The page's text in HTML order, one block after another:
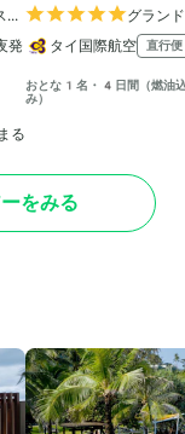
クンビット 55
発
る
グラン
タイ国際航空
直行便
おとな1名・4日間（燃油
み）
をみる